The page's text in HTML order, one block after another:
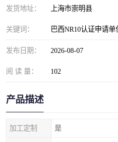
发货地址： 上海市崇明县
关键词： 巴西NR10认证申请
发布日期： 2026-08-07
阅 读 量： 102
产品描述
加工定制 是